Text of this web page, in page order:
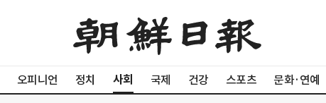
오피니언 정치 사회 국제 건강 스포츠 문화·연예